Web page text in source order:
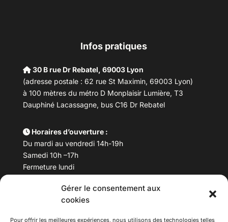
Gérer le consentement aux
cookies
Pour offrir les meilleures expériences, nous utilisons des technologies telles
Infos pratiques
30 B rue Dr Rebatel, 69003 Lyon
(adresse postale : 62 rue St Maximin, 69003 Lyon)
à 100 mètres du métro D Monplaisir Lumière, T3
Dauphiné Lacassagne, bus C16 Dr Rebatel
Horaires d’ouverture :
Du mardi au vendredi 14h-19h
Samedi 10h –17h
Fermeture lundi
Téléphone : 04 78 53 06 40
maisondesculturesasiatiques@asiexpo.com